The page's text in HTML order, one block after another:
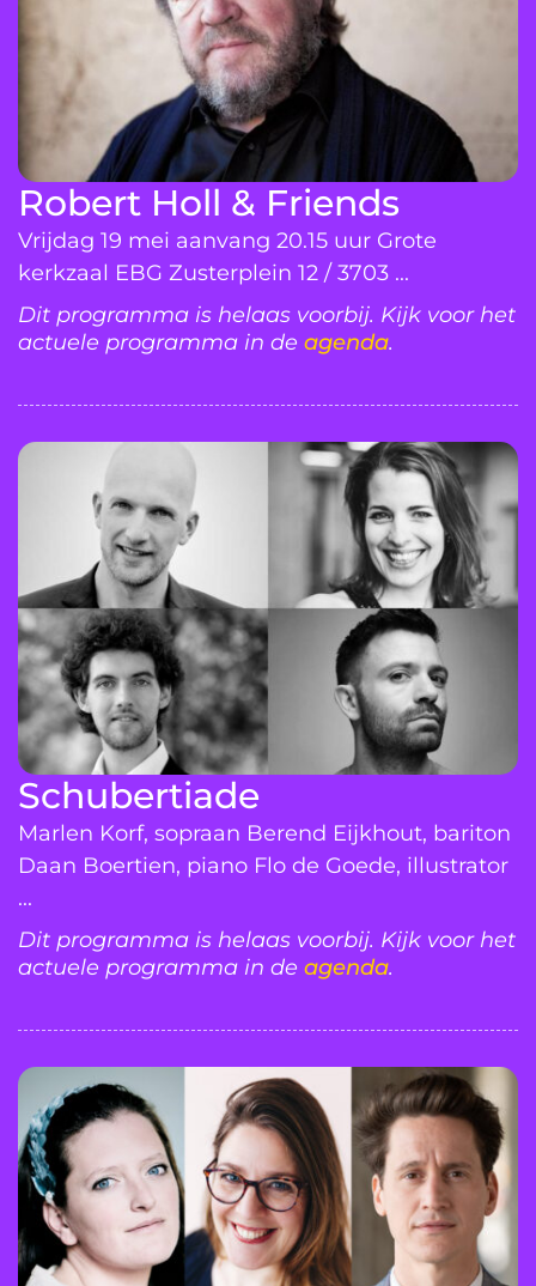
Robert Holl & Friends
Vrijdag 19 mei aanvang 20.15 uur Grote
kerkzaal EBG Zusterplein 12 / 3703 ...
Dit programma is helaas voorbij. Kijk voor het
actuele programma in de agenda.
Schubertiade
Marlen Korf, sopraan Berend Eijkhout, bariton
Daan Boertien, piano Flo de Goede, illustrator
...
Dit programma is helaas voorbij. Kijk voor het
actuele programma in de agenda.